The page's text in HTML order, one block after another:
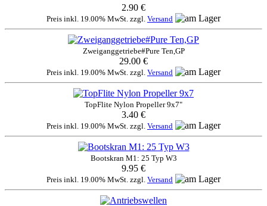
2.90 €
Preis inkl. 19.00% MwSt. zzgl. Versand
Zweiganggetriebe#Pure Ten,GP
29.00 €
Preis inkl. 19.00% MwSt. zzgl. Versand
TopFlite Nylon Propeller 9x7"
3.40 €
Preis inkl. 19.00% MwSt. zzgl. Versand
Bootskran M1: 25 Typ W3
9.95 €
Preis inkl. 19.00% MwSt. zzgl. Versand